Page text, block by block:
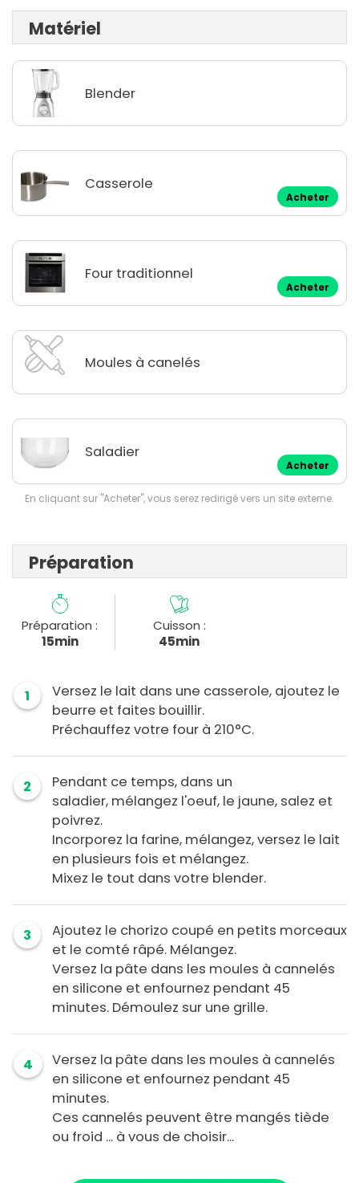
Matériel
Blender
Casserole
Acheter
Four traditionnel
Acheter
Moules à canelés
Saladier
Acheter
En cliquant sur "Acheter", vous serez redirigé vers un site externe.
Préparation
Préparation :
15min
Cuisson :
45min
1
Versez le lait dans une casserole, ajoutez le
beurre et faites bouillir.
Préchauffez votre four à 210°C.
2
Pendant ce temps, dans un
saladier, mélangez l'oeuf, le jaune, salez et
poivrez.
Incorporez la farine, mélangez, versez le lait
en plusieurs fois et mélangez.
Mixez le tout dans votre blender.
3
Ajoutez le chorizo coupé en petits morceaux
et le comté râpé. Mélangez.
Versez la pâte dans les moules à cannelés
en silicone et enfournez pendant 45
minutes. Démoulez sur une grille.
4
Versez la pâte dans les moules à cannelés
en silicone et enfournez pendant 45
minutes.
Ces cannelés peuvent être mangés tiède
ou froid ... à vous de choisir...